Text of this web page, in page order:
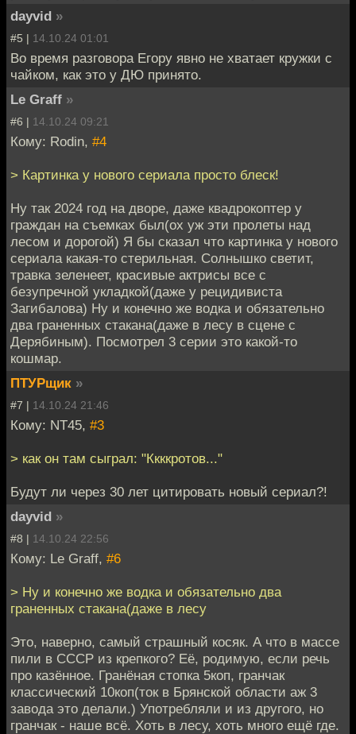
dayvid »
#5 | 14.10.24 01:01
Во время разговора Егору явно не хватает кружки с
чайком, как это у ДЮ принято.
Le Graff »
#6 | 14.10.24 09:21
Кому: Rodin, #4
> Картинка у нового сериала просто блеск!
Ну так 2024 год на дворе, даже квадрокоптер у
граждан на съемках был(ох уж эти пролеты над
лесом и дорогой) Я бы сказал что картинка у нового
сериала какая-то стерильная. Солнышко светит,
травка зеленеет, красивые актрисы все с
безупречной укладкой(даже у рецидивиста
Загибалова) Ну и конечно же водка и обязательно
два граненных стакана(даже в лесу в сцене с
Дерябиным). Посмотрел 3 серии это какой-то
кошмар.
ПТУРщик »
#7 | 14.10.24 21:46
Кому: NT45, #3
> как он там сыграл: "Ккккротов..."
Будут ли через 30 лет цитировать новый сериал?!
dayvid »
#8 | 14.10.24 22:56
Кому: Le Graff, #6
> Ну и конечно же водка и обязательно два
граненных стакана(даже в лесу
Это, наверно, самый страшный косяк. А что в массе
пили в СССР из крепкого? Её, родимую, если речь
про казённое. Гранёная стопка 5коп, гранчак
классический 10коп(ток в Брянской области аж 3
завода это делали.) Употребляли и из другого, но
гранчак - наше всё. Хоть в лесу, хоть много ещё где.